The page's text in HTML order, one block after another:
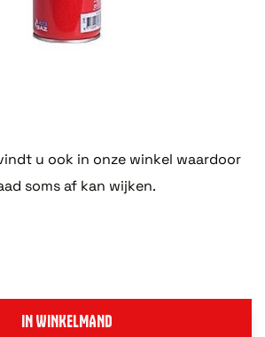
u ook in onze winkel waardoor
soms af kan wijken.
IN WINKELMAND